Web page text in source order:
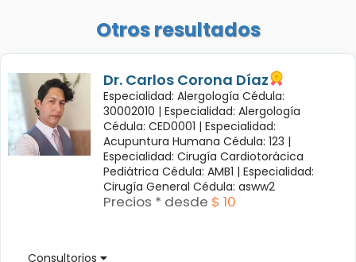
Otros resultados
Dr. Carlos Corona Díaz
Especialidad: Alergología Cédula:
30002010 | Especialidad: Alergología
Cédula: CED0001 | Especialidad:
Acupuntura Humana Cédula: 123 |
Especialidad: Cirugía Cardiotorácica
Pediátrica Cédula: AMB1 | Especialidad:
Cirugía General Cédula: asww2
Precios * desde $ 10
Consultorios